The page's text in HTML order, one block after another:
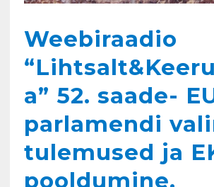
Weebiraadio
a” 52. saade-
parlamendi
tulemused ja
pooldumine.